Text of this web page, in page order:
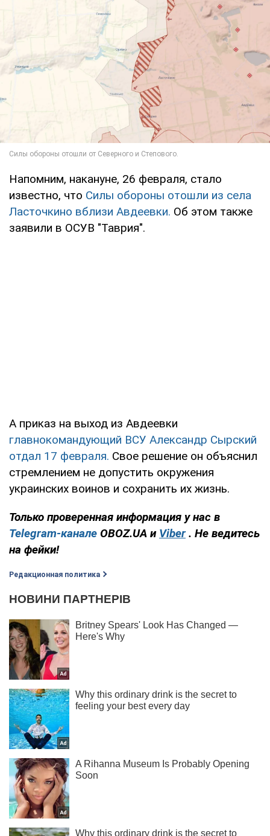
Напомним, накануне, 26 февраля, стало
известно, что Силы обороны отошли из села
Ласточкино вблизи Авдеевки. Об этом также
заявили в ОСУВ "Таврия".
А приказ на выход из Авдеевки
главнокомандующий ВСУ Александр Сырский
отдал 17 февраля. Свое решение он объяснил
стремлением не допустить окружения
украинских воинов и сохранить их жизнь.
Только проверенная информация у нас в
Telegram-канале OBOZ.UA и Viber . Не ведитесь
на фейки!
Редакционная политика